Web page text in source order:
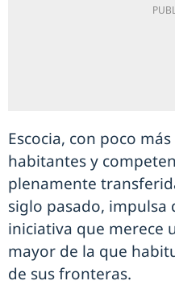
Escocia, con poco
habitantes y
plenamente
siglo pasado, impulsa
iniciativa que merece
mayor de la que
de sus fronteras.